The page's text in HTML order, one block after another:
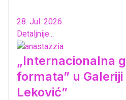
28. Jul. 2026.
Detaljnije...
„Internacionalna
formata” u Galeriji
Leković”